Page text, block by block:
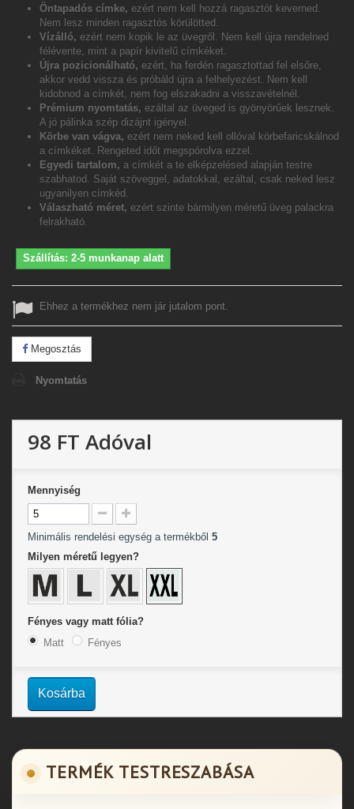
Öntapadós címke, ezért nem kell hozzá ragasztót keverned.
Nem lesz minden ragasztós körülötted.
Vízálló, ezért nem kopik le az üvegről. Nem kell újra rendelned
félévente, mint a papír kivitelű címkéket.
Újra pozicionálható, ezért, ha ferdén ragasztottad fel elsőre,
akkor vedd vissza és próbáld újra a felhelyezést. Nem kell
kidobnod a címkét, nem fog elszakadni a visszavételnél.
Prémium nyomtatás, ezáltal az üveged is gyönyörűek lesznek.
A jó pálinka szép dizájnt igényel.
Körbe van vágva, ezért nem neked kell ollóval körbefaricskálnod
a címkéket. Rengeted időt megspórolva ezzel.
Egyedi tartalom, a címkét a te elképzelésed alapján testre
szabhatod. Saját szöveggel, adatokkal, ezáltal, csak neked lesz
ugyanilyen címkéd.
Válaszható méret, ezért szinte bármilyen méretű üveg palackra
felrakható.
Szállítás: 2-5 munkanap alatt
Ehhez a termékhez nem jár jutalom pont.
Megosztás
Nyomtatás
98 FT Adóval
Mennyiség
Minimális rendelési egység a termékből 5
Milyen méretű legyen?
Fényes vagy matt fólia?
Matt
Fényes
Kosárba
TERMÉK TESTRESZABÁSA